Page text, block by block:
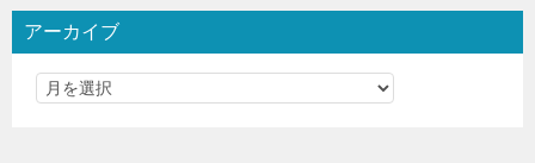
アーカイブ